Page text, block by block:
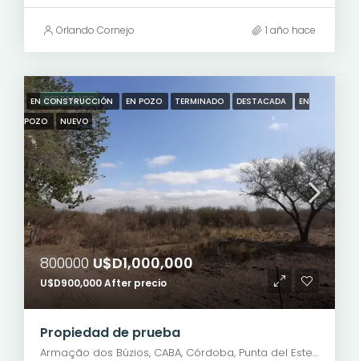
Orlando Cornejo 1 año hace
DESTACADO
EN CONSTRUCCIÓN EN POZO TERMINADO DESTACADA
EN
POZO
NUEVO
800000U$D1,000,000
U$D900,000 After precio
Propiedad de prueba
Armação dos Búzios, CABA, Córdoba, Punta del Este, Rosario, Santiago de Chile, Valparaíso, Villa Dolores, Viña del Mar, 9 de Julio, Avenida Presidente Roque Sáenz Peña, Microcentro, San Nicolás, Buenos Aires, Comuna 1, Ciudad Autónoma de Buenos Aires, 1035, Argentina